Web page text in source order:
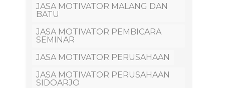
JASA MOTIVATOR MALANG DAN
BATU
JASA MOTIVATOR PEMBICARA
SEMINAR
JASA MOTIVATOR PERUSAHAAN
JASA MOTIVATOR PERUSAHAAN
SIDOARJO